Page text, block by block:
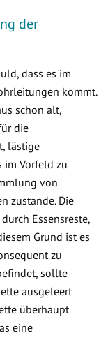
der
dass es im
kommt.
schon alt,
die
lästige
im Vorfeld zu
von
zustande. Die
Essensreste,
Grund ist es
zu
sollte
ausgeleert
überhaupt
eine